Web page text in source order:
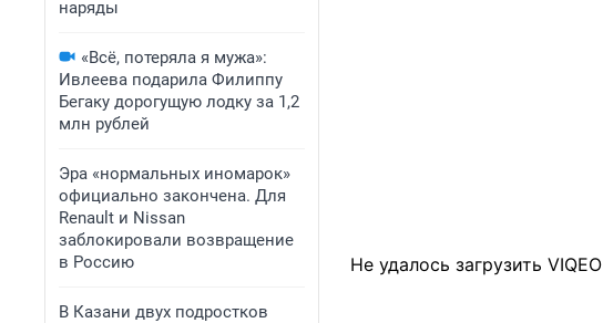
наряды
«Всё, потеряла я мужа»:
Ивлеева подарила Филиппу
Бегаку дорогущую лодку за 1,2
млн рублей
Эра «нормальных иномарок»
официально закончена. Для
Renault и Nissan
заблокировали возвращение
в Россию
В Казани двух подростков
Не удалось загрузить VIQEO